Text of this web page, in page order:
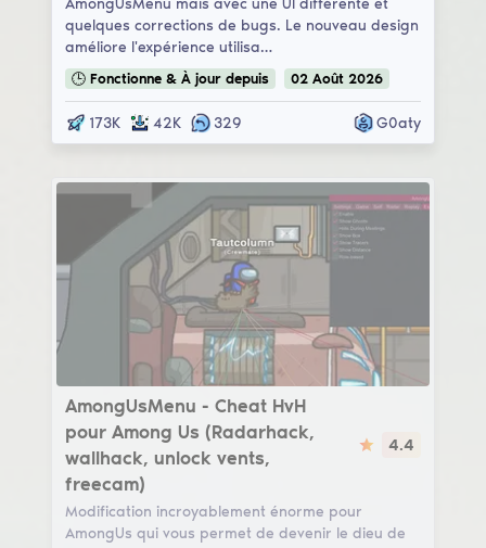
quelques corrections de bugs. Le nouveau design
améliore l'expérience utilisa…
🕒 Fonctionne & À jour depuis 02 Août 2026
173K 42K 329 G0aty
AmongUsMenu
AmongUsMenu - Cheat HvH
pour Among Us (Radarhack,
wallhack, unlock vents,
freecam)
4.4
Modification incroyablement énorme pour
AmongUs qui vous permet de devenir le dieu de